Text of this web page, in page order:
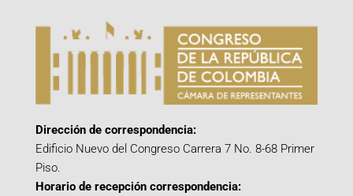
Dirección de correspondencia:
Edificio Nuevo del Congreso Carrera 7 No. 8-68 Primer
Piso.
Horario de recepción correspondencia: